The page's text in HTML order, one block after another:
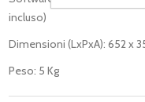
incluso)
Dimensioni (LxPxA): 652 x
Peso: 5 Kg